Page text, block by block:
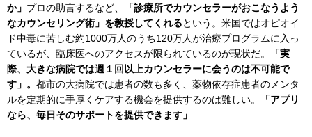
か」 プロの助言するなど、
「診療所でカウンセラーがおこなうよう
なカウンセリング術」を教授してくれるという。米国ではオピオイ
ド中毒に苦しむ約1000万人のうち120万人が治療プログラムに入っ
ているが、臨床医へのアクセスが限られているのが現状だ。
「実
際、大きな病院では週１回以上カウンセラーに会うのは不可能で
す」。 都市の大病院では患者の数も多く、薬物依存症患者のメンタ
ルを定期的に手厚くケアする機会を提供するのは難しい。
「アプリ
なら、毎日そのサポートを提供できます」